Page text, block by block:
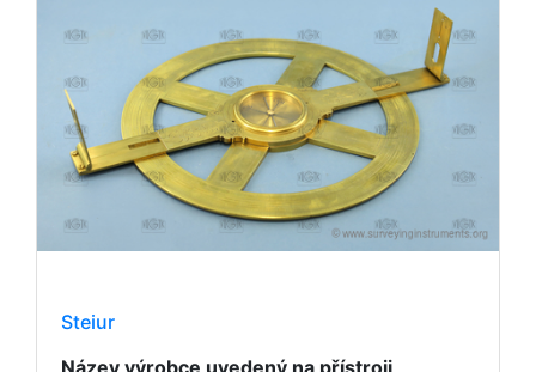
Steiur
Název výrobce uvedený na přístroji